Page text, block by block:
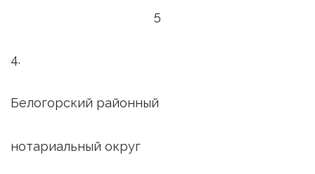
5
4.
Белогорский районный
нотариальный округ